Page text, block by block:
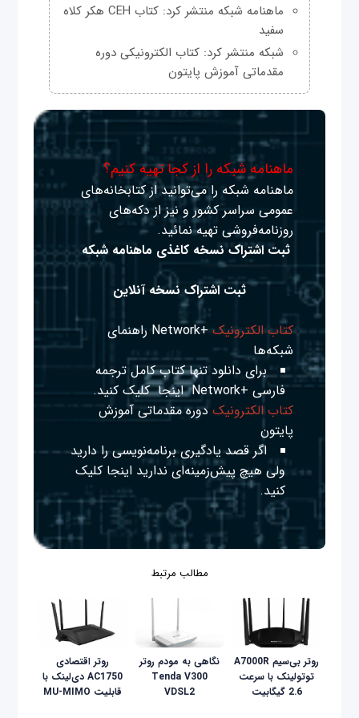
ماهنامه شبکه منتشر کرد: کتاب CEH هکر کلاه
سفید
شبکه منتشر کرد: کتاب الکترونیکی دوره
مقدماتی آموزش پایتون
ماهنامه شبکه را از کجا تهیه کنیم؟
ماهنامه شبکه را می‌توانید از کتابخانه‌های
عمومی سراسر کشور و نیز از دکه‌های
روزنامه‌فروشی تهیه نمائید.
ثبت اشتراک نسخه کاغذی ماهنامه شبکه
ثبت اشتراک نسخه آنلاین
کتاب الکترونیک
+Network راهنمای
شبکه‌ها
برای دانلود تنها کتاب کامل ترجمه
فارسی +Network
اینجا کلیک کنید.
کتاب الکترونیک دوره مقدماتی آموزش
پایتون
اگر قصد یادگیری برنامه‌نویسی را دارید
ولی هیچ پیش‌زمینه‌ای نداریداینجا کلیک
کنید.
مطالب مرتبط
روتر بی‌سیم A7000R
توتولینک با سرعت
2.6 گیگابیت
نگاهی به مودم روتر
Tenda V300
VDSL2
روتر اقتصادی
AC1750 دی‌لینک با
قابلیت MU-MIMO